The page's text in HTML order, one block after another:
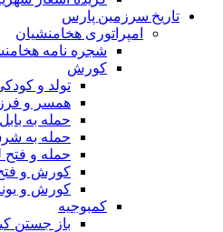
تاریخ سرزمین پارس
امپراتوری هخامنشیان
شجره نامه
کورش
تولد و
همسر و
حمله به
حمله به
حمله و
کورش و
کورش و
کمبوجیه
باز جستن